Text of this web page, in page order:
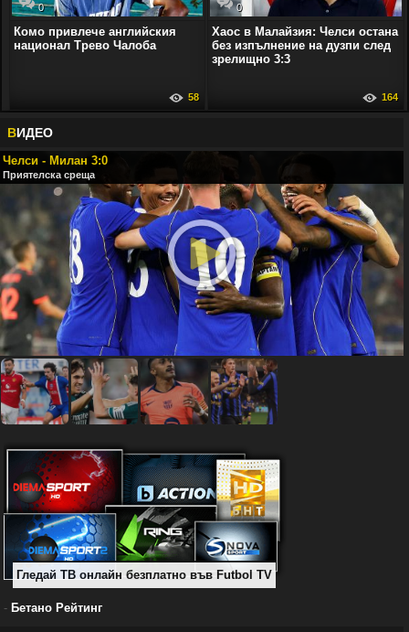
0
Комо привлече английския
национал Трево Чалоба
58
0
Хаос в Малайзия: Челси остана
без изпълнение на дузпи след
зрелищно 3:3
164
ВИДЕО
Челси - Милан 3:0
Приятелска среща
Гледай ТВ онлайн безплатно във Futbol TV
- Бетано Рейтинг